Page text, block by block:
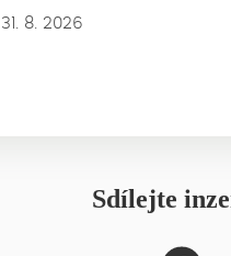
31. 8. 2026
Sdílejte